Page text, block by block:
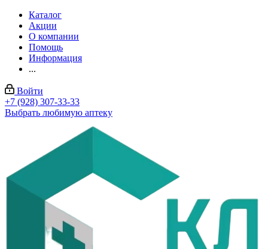
Каталог
Акции
О компании
Помощь
Информация
...
Войти
+7 (928) 307-33-33
Выбрать любимую аптеку